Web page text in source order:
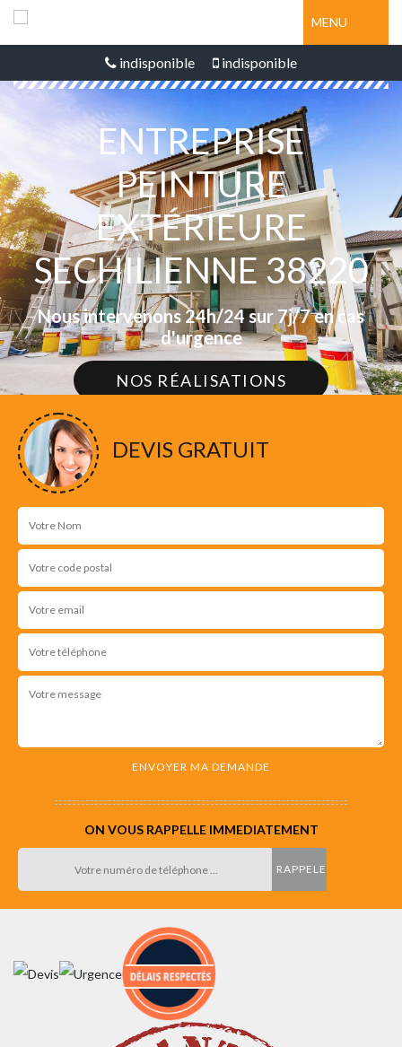
MENU
indisponible indisponible
ENTREPRISE
PEINTURE
EXTÉRIEURE
SECHILIENNE 38220
Nous intervenons 24h/24 sur 7j/7 en cas
d'urgence
NOS RÉALISATIONS
DEVIS GRATUIT
ON VOUS RAPPELLE IMMEDIATEMENT